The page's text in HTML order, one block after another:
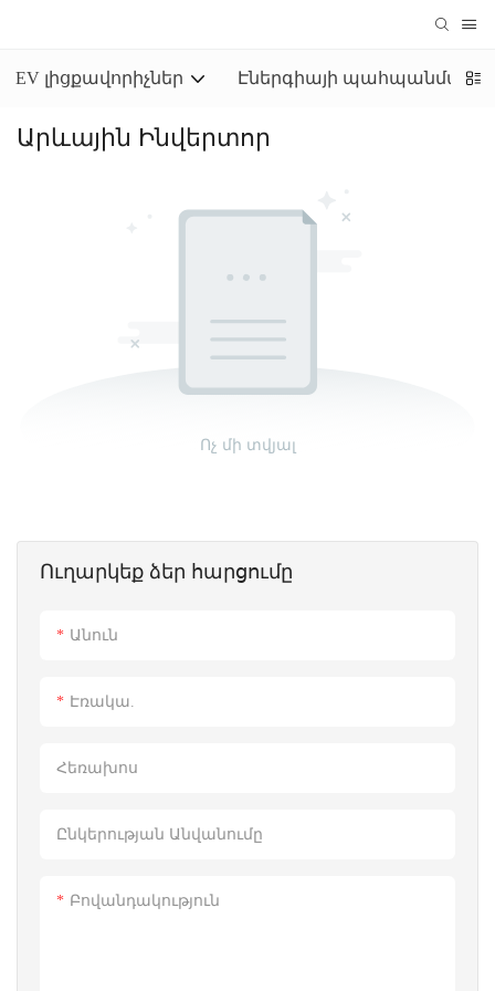
EV լիցքավորիչներ Էներգիայի պահպանման
Արևային Ինվերտոր
Ուղարկեք ձեր հարցումը
Անուն
Էռակա.
Հեռախոս
Ընկերության Անվանումը
Բովանդակություն
Ոչ մի տվյալ